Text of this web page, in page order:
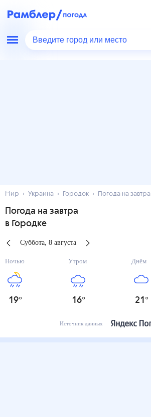
Введите город или место
Мир Украина Городок Погода на завтра
Погода на завтра
в Городке
Суббота ,8августа
Ночью
19°
Утром
16°
Днём
21 °
Источник данных